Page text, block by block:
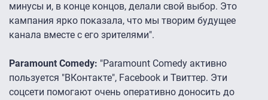
минусы и, в конце концов, делали свой выбор. Это
кампания ярко показала, что мы творим будущее
канала вместе с его зрителями".
Paramount Comedy: "Paramount Comedy активно
пользуется "ВКонтакте", Facebook и Твиттер. Эти
соцсети помогают очень оперативно доносить до